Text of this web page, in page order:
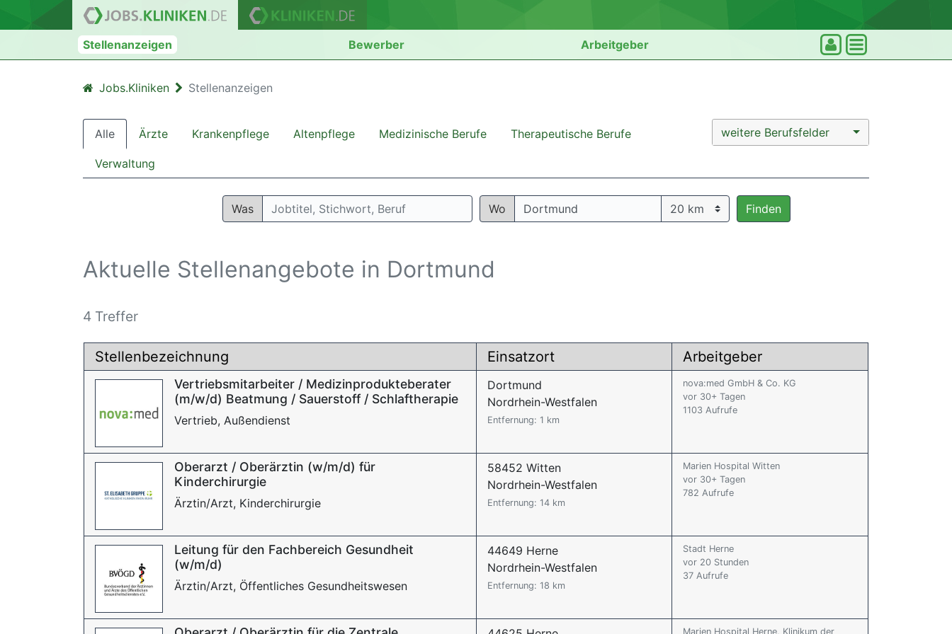
Stellenanzeigen Bewerber Arbeitgeber
Jobs.Kliniken Stellenanzeigen
Alle Ärzte Krankenpflege Altenpflege Medizinische Berufe Therapeutische Berufe
Verwaltung
weitere Berufsfelder
Was Wo Finden
Aktuelle Stellenangebote in Dortmund
4 Treffer
Stellenbezeichnung Einsatzort Arbeitgeber
Vertriebsmitarbeiter / Medizinprodukteberater
(m/w/d) Beatmung / Sauerstoff / Schlaftherapie
Vertrieb, Außendienst
Dortmund
Nordrhein-Westfalen
Entfernung: 1 km
nova:med GmbH & Co. KG
vor 30+ Tagen
1103 Aufrufe
Oberarzt / Oberärztin (w/m/d) für
Kinderchirurgie
Ärztin/Arzt, Kinderchirurgie
58452 Witten
Nordrhein-Westfalen
Entfernung: 14 km
Marien Hospital Witten
vor 30+ Tagen
782 Aufrufe
Leitung für den Fachbereich Gesundheit
(w/m/d)
Ärztin/Arzt, Öffentliches Gesundheitswesen
44649 Herne
Nordrhein-Westfalen
Entfernung: 18 km
Stadt Herne
vor 20 Stunden
37 Aufrufe
Marien Hospital Herne, Klinikum der